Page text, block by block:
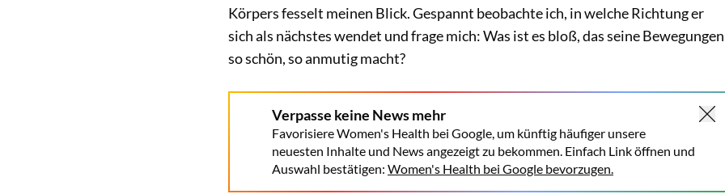
Körpers fesselt meinen Blick. Gespannt beobachte ich, in welche Richtung er
sich als nächstes wendet und frage mich: Was ist es bloß, das seine Bewegungen
so schön, so anmutig macht?
Verpasse keine News mehr
Favorisiere Women's Health bei Google, um künftig häufiger unsere
neuesten Inhalte und News angezeigt zu bekommen. Einfach Link öffnen und
Auswahl bestätigen: Women's Health bei Google bevorzugen.